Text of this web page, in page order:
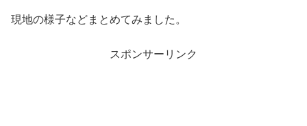
現地の様子などまとめてみました。
スポンサーリンク